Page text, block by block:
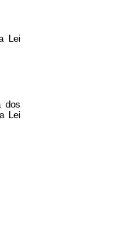
Lei
dos
Lei